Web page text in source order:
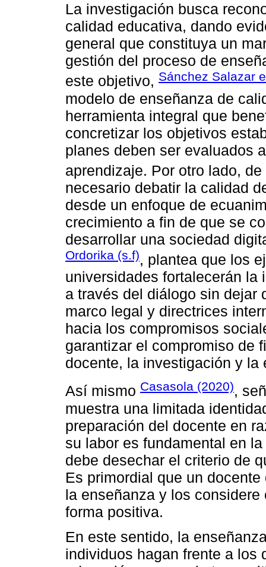
La investigación busca
calidad educativa, dando
general que constituya un
gestión del proceso de
este objetivo, Sánchez Salazar
modelo de enseñanza de
herramienta integral que
concretizar los objetivos
planes deben ser evaluados
aprendizaje. Por otro lado,
necesario debatir la calidad
desde un enfoque de
crecimiento a fin de que se
desarrollar una sociedad
Ordorika (s.f), plantea que los
universidades fortalecerán la
a través del diálogo sin dejar
marco legal y directrices
hacia los compromisos
garantizar el compromiso de
docente, la investigación y
Así mismo Casasola (2020),
muestra una limitada
preparación del docente en
su labor es fundamental en
debe desechar el criterio de
Es primordial que un
la enseñanza y los
forma positiva.
En este sentido, la
individuos hagan frente a los